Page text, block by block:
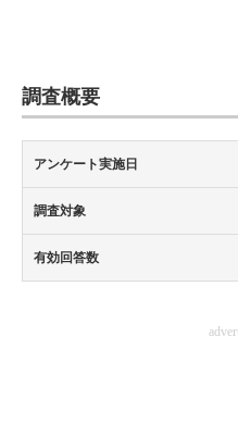
ちょっと気になるネットの話題
調査概要
アンケート実施日
調査対象
有効回答数